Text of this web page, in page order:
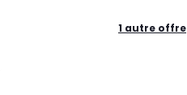
1 autre offre